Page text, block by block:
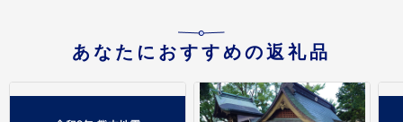
あなたにおすすめの返礼品